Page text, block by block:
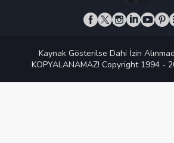
Kaynak Gösterilse Dahi İzin
KOPYALANAMAZ! Copyright 1994 -